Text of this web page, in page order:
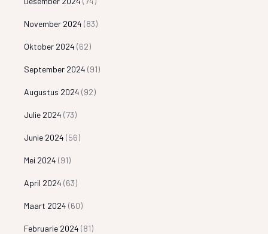
November 2024 (83)
Oktober 2024 (62)
September 2024 (91)
Augustus 2024 (92)
Julie 2024 (73)
Junie 2024 (56)
Mei 2024 (91)
April 2024 (63)
Maart 2024 (60)
Februarie 2024 (81)